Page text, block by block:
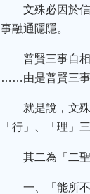
文殊必因於
事融通隱隱。
普賢三事自
……由是普賢三事
就是說，文
「行」、「理」
其二為「二
一、「能所